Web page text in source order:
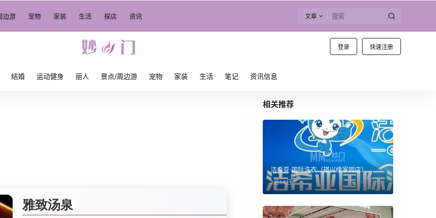
边游 宠物 家装 生活 探店 资讯 文章
登录 快速注册
结婚 运动健身 丽人 景点/周边游 宠物 家装 生活 笔记 资讯信息
雅致汤泉
相关推荐
洁希亚·国际洗衣（祺兴缘家园店）
1月14日